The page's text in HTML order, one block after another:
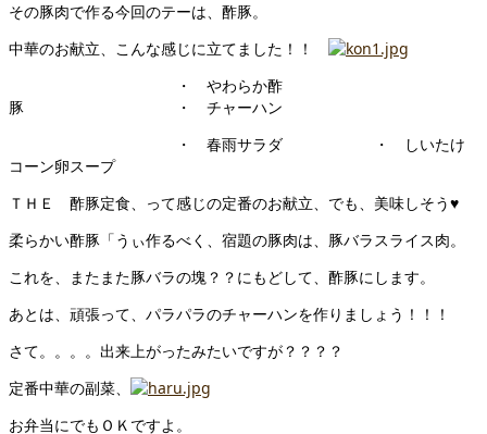
その豚肉で作る今回のテーは、酢豚。
中華のお献立、こんな感じに立てました！！
・ やわらか酢
豚 ・ チャーハン
・ 春雨サラダ ・ しいたけ
コーン卵スープ
ＴＨＥ 酢豚定食、って感じの定番のお献立、でも、美味しそう♥
柔らかい酢豚「うぃ作るべく、宿題の豚肉は、豚バラスライス肉。
これを、またまた豚バラの塊？？にもどして、酢豚にします。
あとは、頑張って、パラパラのチャーハンを作りましょう！！！
さて。。。。出来上がったみたいですが？？？？
定番中華の副菜、
お弁当にでもＯＫですよ。